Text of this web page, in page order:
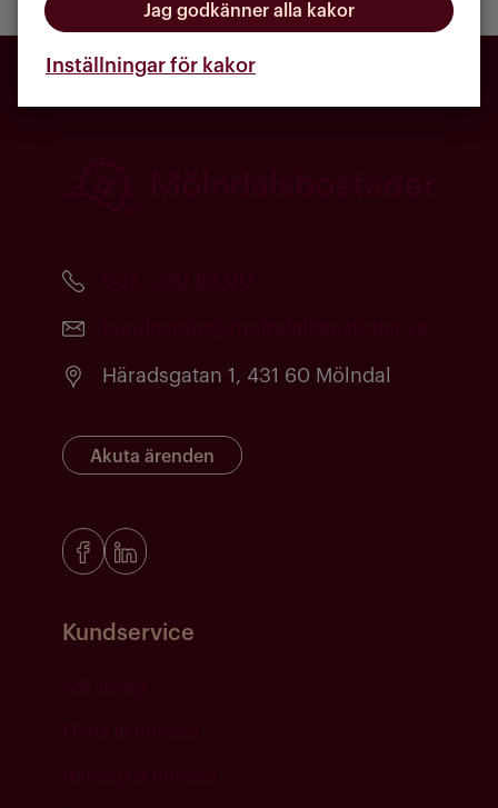
Jag godkänner alla kakor
Inställningar för kakor
Häradsgatan 1, 431 60 Mölndal
Akuta ärenden
Kundservice